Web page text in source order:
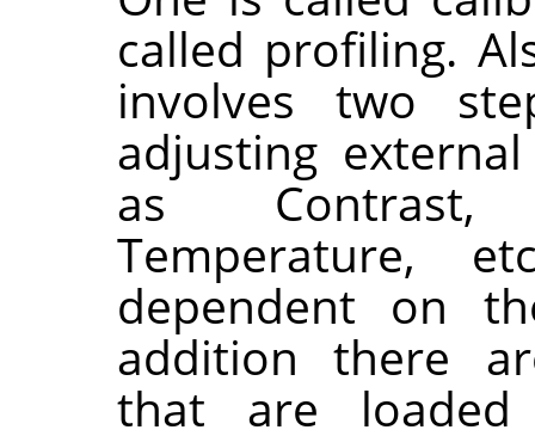
called profiling.
involves two
adjusting
as Contrast,
Temperature,
dependent on
addition there
that are